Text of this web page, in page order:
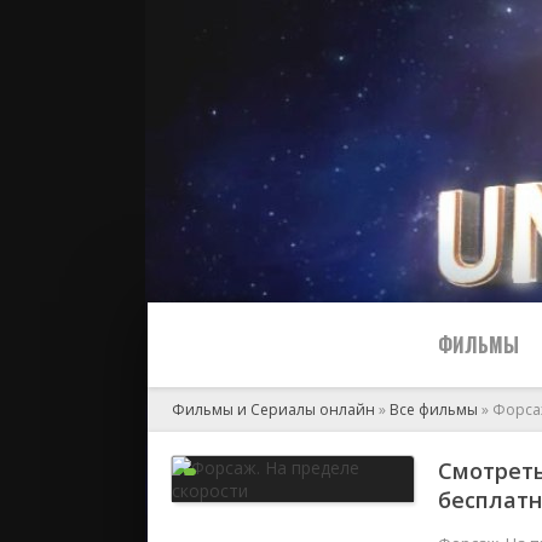
ФИЛЬМЫ
2024
Фильмы и Сериалы онлайн » Все фильмы »